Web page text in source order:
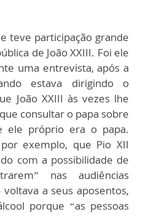
teve participação grande
de João XXIII. Foi ele
uma entrevista, após a
estava dirigindo o
João XXIII às vezes lhe
consultar o papa sobre
ele próprio era o papa.
exemplo, que Pio XII
com a possibilidade de
nas audiências
a seus aposentos,
porque “as pessoas